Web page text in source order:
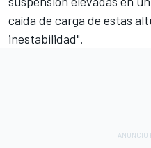
caída de carga de estas
inestabilidad".